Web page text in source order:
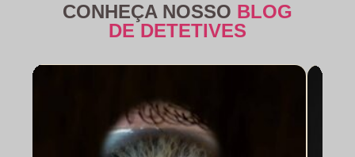
CONHEÇA NOSSO BLOG
DE DETETIVES